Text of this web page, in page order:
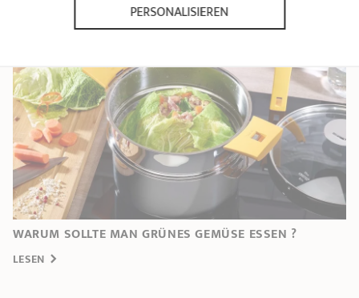
WARUM SOLLTE MAN GRÜNES GEMÜSE ESSEN ?
LESEN
PERSONALISIEREN